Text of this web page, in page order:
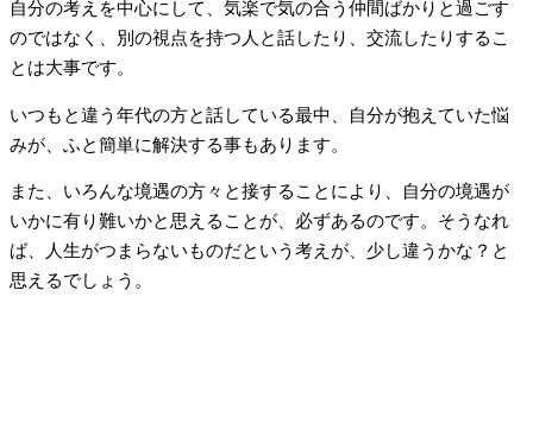
自分の考えを中心にして、気楽で気の合う仲間ばかりと過ごす
のではなく、別の視点を持つ人と話したり、交流したりするこ
とは大事です。
いつもと違う年代の方と話している最中、自分が抱えていた悩
みが、ふと簡単に解決する事もあります。
また、いろんな境遇の方々と接することにより、自分の境遇が
いかに有り難いかと思えることが、必ずあるのです。そうなれ
ば、人生がつまらないものだという考えが、少し違うかな？と
思えるでしょう。